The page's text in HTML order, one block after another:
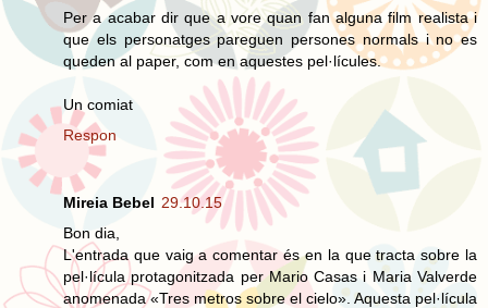
Per a acabar dir que a vore quan fan alguna film realista i
que els personatges pareguen persones normals i no es
queden al paper, com en aquestes pel·lícules.
Un comiat
Respon
Mireia Bebel 29.10.15
Bon dia,
L'entrada que vaig a comentar és en la que tracta sobre la
pel·lícula protagonitzada per Mario Casas i Maria Valverde
anomenada «Tres metros sobre el cielo». Aquesta pel·lícula